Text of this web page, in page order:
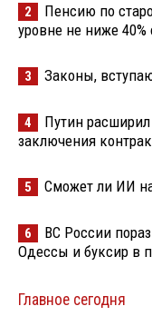
2
Пенсию по
уровне не ниже 40%
3 Законы,
4
Путин
заключения
5 Сможет ли ИИ
6
ВС России
Одессы и буксир в
Главное сегодня